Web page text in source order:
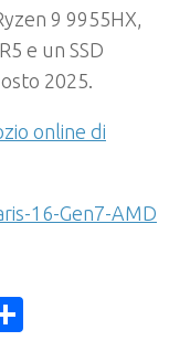
9 9955HX,
e un SSD
2025.
online di
16-Gen7-AMD